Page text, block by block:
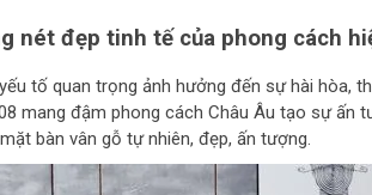
nét đẹp tinh tế của phong cách
tố quan trọng ảnh hưởng đến sự hài hòa,
mang đậm phong cách Châu Âu tạo sự ấn
bàn vân gỗ tự nhiên, đẹp, ấn tượng.